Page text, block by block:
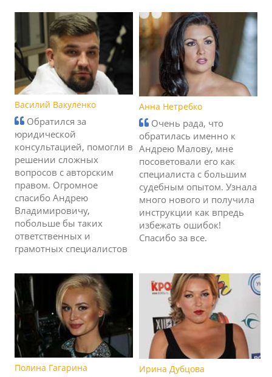
Василий Вакуленко
Обратился за
юридической
консультацией, помогли в
решении сложных
вопросов с авторским
правом. Огромное
спасибо Андрею
Владимировичу,
побольше бы таких
ответственных и
грамотных специалистов
Анна Нетребко
Очень рада, что
обратилась именно к
Андрею Малову, мне
посоветовали его как
специалиста с большим
судебным опытом. Узнала
много нового и получила
инструкции как впредь
избежать ошибок!
Спасибо за все.
Полина Гагарина Ирина Дубцова